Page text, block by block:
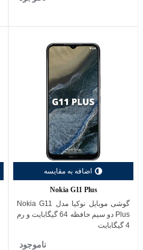
اضافه به مقایسه
Nokia G11 Plus
گوشی موبایل نوکیا مدل Nokia G11
Plus دو سیم حافظه 64 گیگابایت و رم
4 گیگابایت
ناموجود